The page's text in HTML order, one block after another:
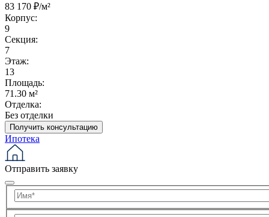
83 170 ₽/м²
Корпус:
9
Секция:
7
Этаж:
13
Площадь:
71.30 м²
Отделка:
Без отделки
Получить консультацию
Ипотека
Отправить заявку
Имя